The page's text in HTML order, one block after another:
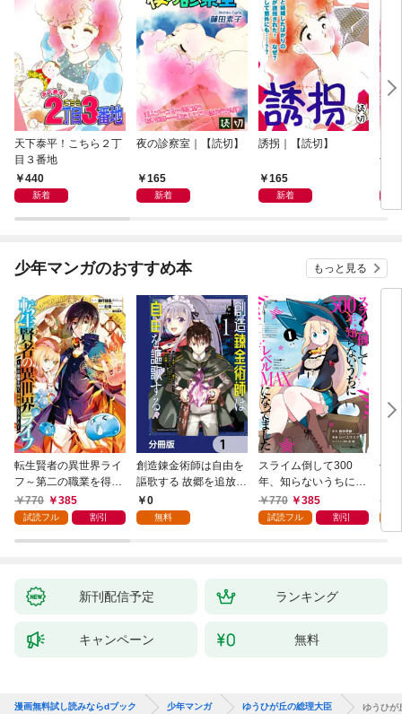
天下泰平！こちら２丁
目３番地
440
新着
夜の診察室｜【読切】
165
新着
誘拐｜【読切】
165
新着
切】
少年マンガのおすすめ本 もっと見る
転生賢者の異世界ライ
フ～第二の職業を得
て、世界最強になりま
した～ 1巻
770 385
試読フル 割引
創造錬金術師は自由を
謳歌する 故郷を追放さ
れたら、魔王のお膝元
で超絶効果のマジック
0
無料
スライム倒して300
年、知らないうちにレ
ベルMAXになってまし
た 1巻
770 385
試読フル 割引
信
新刊配信予定 ランキング
キャンペーン 無料
漫画無料試し読みならdブック 少年マンガ ゆうひが丘の総理大臣 ゆうひが